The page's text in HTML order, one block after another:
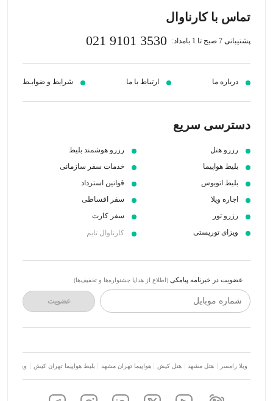
تماس با کارناوال
پشتیبانی 7 صبح تا 1 بامداد: 021 9101 3530
درباره ما ارتباط با ما شرایط و ضوابـط
دسترسی سریع
رزرو هتل
بلیط هواپیما
بلیط اتوبوس
اجاره ویلا
رزرو تور
ویزای توریستی
رزرو هوشمند بلیط
خدمات سفر سازمانی
قوانین استرداد
سفر اقساطی
سفر کارت
کارناوال تایم
عضویت در خبرنامه پیامکی (اطلاع از هدایا جشنواره‌ها و تخفیف‌ها)
شماره موبایل عضویت
ویلا رامسر هتل مشهد هتل کیش هواپیما تهران مشهد بلیط هواپیما تهران کیش ویلا شمال